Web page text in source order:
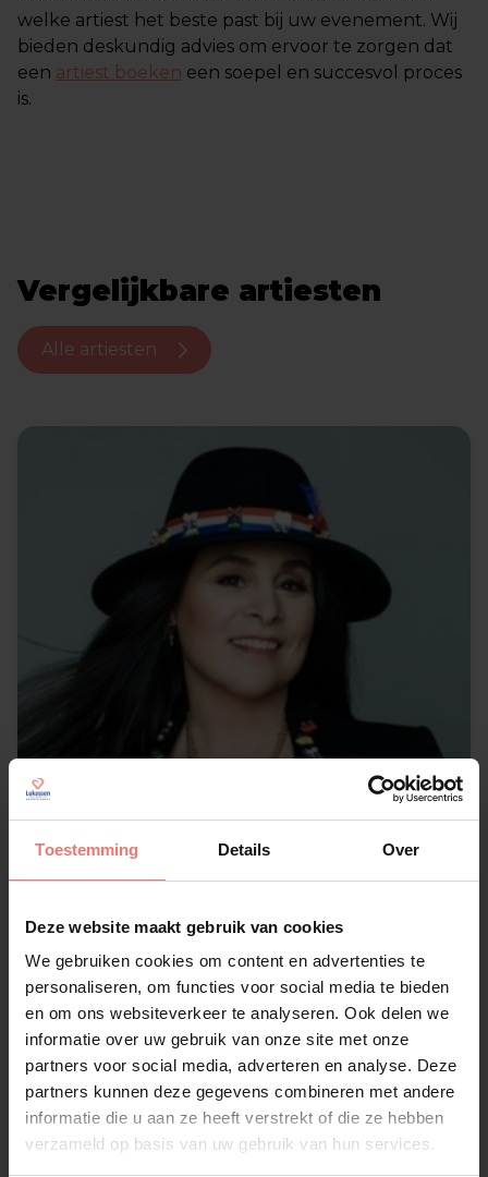
Toestemming Details Over
Deze website maakt gebruik van cookies
We gebruiken cookies om content en advertenties te
personaliseren, om functies voor social media te bieden
en om ons websiteverkeer te analyseren. Ook delen we
informatie over uw gebruik van onze site met onze
partners voor social media, adverteren en analyse. Deze
partners kunnen deze gegevens combineren met andere
informatie die u aan ze heeft verstrekt of die ze hebben
verzameld op basis van uw gebruik van hun services.
welke artiest het beste past bij uw evenement. Wij
bieden deskundig advies om ervoor te zorgen dat
een artiest boeken een soepel en succesvol proces
is.
Vergelijkbare artiesten
Alle artiesten
Trijntje Oosterhuis
Lees meer